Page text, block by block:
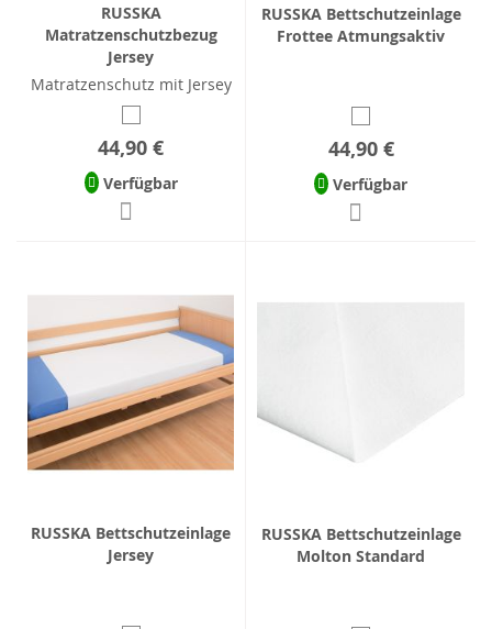
RUSSKA
Matratzenschutzbezug
Jersey
Matratzenschutz mit Jersey
44,90 €
Verfügbar
RUSSKA Bettschutzeinlage
Frottee Atmungsaktiv
44,90 €
Verfügbar
RUSSKA Bettschutzeinlage
Jersey
RUSSKA Bettschutzeinlage
Molton Standard